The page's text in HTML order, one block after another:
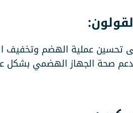
تحسين عملية الهضم وتخفيف
صحة الجهاز الهضمي بشكل